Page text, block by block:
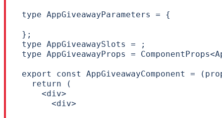
type AppGiveawayParameters = {
};
type AppGiveawaySlots = ;
type AppGiveawayProps =
export const AppGiveawayComponent =
  return (
    <div>
      <div>